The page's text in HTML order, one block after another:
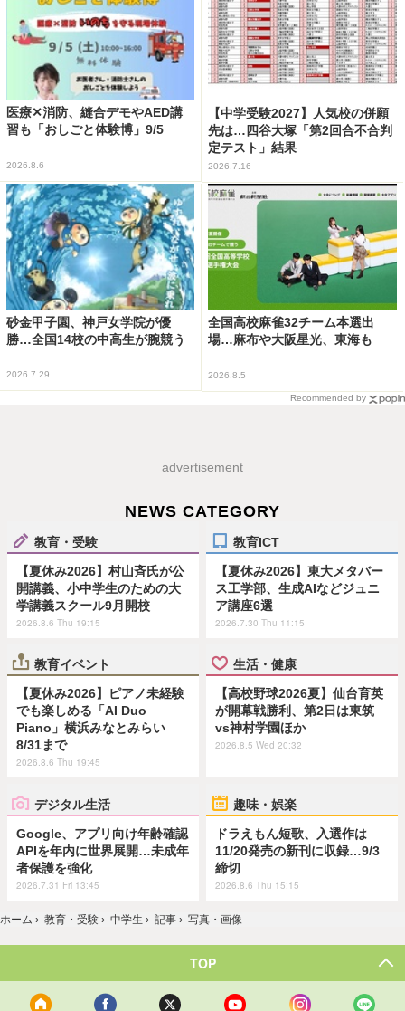
医療✕消防、縫合デモやAED講
習も「おしごと体験博」9/5
2026.8.6
【中学受験2027】人気校の併願
先は…四谷大塚「第2回合不合判
定テスト」結果
2026.7.16
砂金甲子園、神戸女学院が優
勝…全国14校の中高生が腕競う
2026.7.29
全国高校麻雀32チーム本選出
場…麻布や大阪星光、東海も
2026.8.5
Recommended by
advertisement
NEWS CATEGORY
教育・受験
【夏休み2026】村山斉氏が公
開講義、小中学生のための大
学講義スクール9月開校
2026.8.6 Thu 19:15
教育ICT
【夏休み2026】東大メタバー
ス工学部、生成AIなどジュニ
ア講座6選
2026.7.30 Thu 11:15
教育イベント
【夏休み2026】ピアノ未経験
でも楽しめる「AI Duo
Piano」横浜みなとみらい
8/31まで
2026.8.6 Thu 19:45
生活・健康
【高校野球2026夏】仙台育英
が開幕戦勝利、第2日は東筑
vs神村学園ほか
2026.8.5 Wed 20:32
デジタル生活
Google、アプリ向け年齢確認
APIを年内に世界展開…未成年
者保護を強化
2026.7.31 Fri 13:45
趣味・娯楽
ドラえもん短歌、入選作は
11/20発売の新刊に収録…9/3
締切
2026.8.6 Thu 15:15
ホーム › 教育・受験 › 中学生 › 記事 › 写真・画像
TOP